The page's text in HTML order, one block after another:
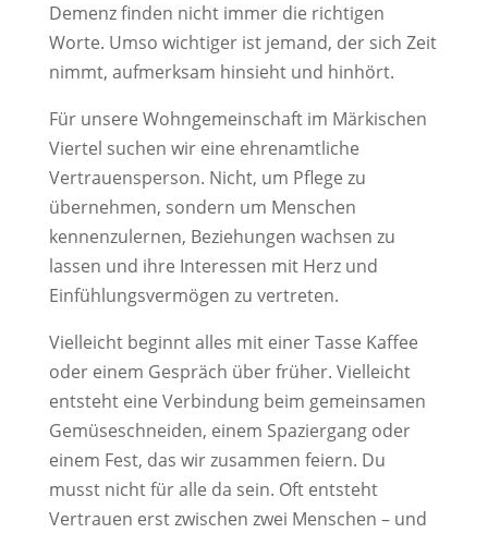
Demenz finden nicht immer die richtigen
Worte. Umso wichtiger ist jemand, der sich Zeit
nimmt, aufmerksam hinsieht und hinhört.
Für unsere Wohngemeinschaft im Märkischen
Viertel suchen wir eine ehrenamtliche
Vertrauensperson. Nicht, um Pflege zu
übernehmen, sondern um Menschen
kennenzulernen, Beziehungen wachsen zu
lassen und ihre Interessen mit Herz und
Einfühlungsvermögen zu vertreten.
Vielleicht beginnt alles mit einer Tasse Kaffee
oder einem Gespräch über früher. Vielleicht
entsteht eine Verbindung beim gemeinsamen
Gemüseschneiden, einem Spaziergang oder
einem Fest, das wir zusammen feiern. Du
musst nicht für alle da sein. Oft entsteht
Vertrauen erst zwischen zwei Menschen – und